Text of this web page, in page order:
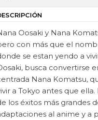
Oosaki y Nana
con más que el
se estan yendo a
busca convertirse
Nana Komatsu,
a Tokyo antes que
los éxitos más grandes
al anime y a